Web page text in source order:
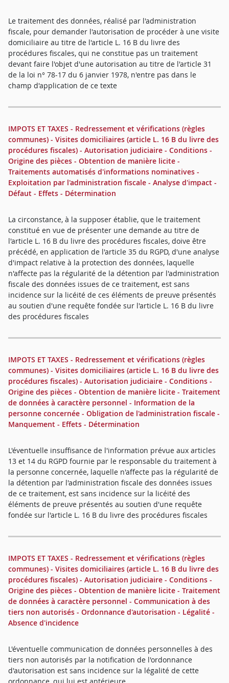
Le traitement des données, réalisé par l'administration
fiscale, pour demander l'autorisation de procéder à une visite
domiciliaire au titre de l'article L. 16 B du livre des
procédures fiscales, qui ne constitue pas un traitement
devant faire l'objet d'une autorisation au titre de l'article 31
de la loi n° 78-17 du 6 janvier 1978, n'entre pas dans le
champ d'application de ce texte
IMPOTS ET TAXES - Redressement et vérifications (règles
communes) - Visites domiciliaires (article L. 16 B du livre des
procédures fiscales) - Autorisation judiciaire - Conditions -
Origine des pièces - Obtention de manière licite -
Traitements automatisés d'informations nominatives -
Exploitation par l'administration fiscale - Analyse d'impact -
Défaut - Effets - Détermination
La circonstance, à la supposer établie, que le traitement
constitué en vue de présenter une demande au titre de
l'article L. 16 B du livre des procédures fiscales, doive être
précédé, en application de l'article 35 du RGPD, d'une analyse
d'impact relative à la protection des données, laquelle
n'affecte pas la régularité de la détention par l'administration
fiscale des données issues de ce traitement, est sans
incidence sur la licéité de ces éléments de preuve présentés
au soutien d'une requête fondée sur l'article L. 16 B du livre
des procédures fiscales
IMPOTS ET TAXES - Redressement et vérifications (règles
communes) - Visites domiciliaires (article L. 16 B du livre des
procédures fiscales) - Autorisation judiciaire - Conditions -
Origine des pièces - Obtention de manière licite - Traitement
de données à caractère personnel - Information de la
personne concernée - Obligation de l'administration fiscale -
Manquement - Effets - Détermination
L'éventuelle insuffisance de l'information prévue aux articles
13 et 14 du RGPD fournie par le responsable du traitement à
la personne concernée, laquelle n'affecte pas la régularité de
la détention par l'administration fiscale des données issues
de ce traitement, est sans incidence sur la licéité des
éléments de preuve présentés au soutien d'une requête
fondée sur l'article L. 16 B du livre des procédures fiscales
IMPOTS ET TAXES - Redressement et vérifications (règles
communes) - Visites domiciliaires (article L. 16 B du livre des
procédures fiscales) - Autorisation judiciaire - Conditions -
Origine des pièces - Obtention de manière licite - Traitement
de données à caractère personnel - Communication à des
tiers non autorisés - Ordonnance d'autorisation - Légalité -
Absence d'incidence
L'éventuelle communication de données personnelles à des
tiers non autorisés par la notification de l'ordonnance
d'autorisation est sans incidence sur la légalité de cette